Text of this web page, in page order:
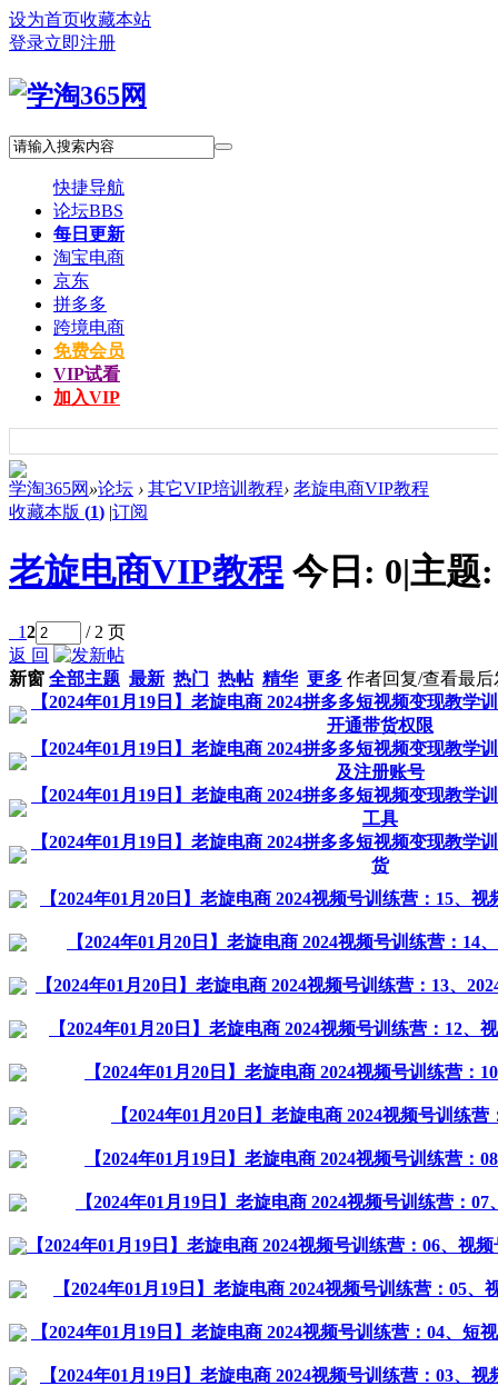
设为首页收藏本站
登录立即注册
快捷导航
论坛BBS
每日更新
淘宝电商
京东
拼多多
跨境电商
免费会员
VIP试看
加入VIP
学淘365网 »论坛 › 其它VIP培训教程› 老旋电商VIP教程
收藏本版 (1) |订阅
老旋电商VIP教程 今日: 0|主
12
/ 2 页
返 回
新窗 全部主题 最新 热门 热帖 精华 更多 作者回复/查看最后
【2024年01月19日】老旋电商 2024拼多多短视频变现教学
开通带货权限
【2024年01月19日】老旋电商 2024拼多多短视频变现教学
及注册账号
【2024年01月19日】老旋电商 2024拼多多短视频变现教学
工具
【2024年01月19日】老旋电商 2024拼多多短视频变现教学
货
【2024年01月20日】老旋电商 2024视频号训练营：15、
【2024年01月20日】老旋电商 2024视频号训练营：14
【2024年01月20日】老旋电商 2024视频号训练营：13、
【2024年01月20日】老旋电商 2024视频号训练营：12、
【2024年01月20日】老旋电商 2024视频号训练营：
【2024年01月20日】老旋电商 2024视频号训练
【2024年01月19日】老旋电商 2024视频号训练营：
【2024年01月19日】老旋电商 2024视频号训练营：
【2024年01月19日】老旋电商 2024视频号训练营：06、视
【2024年01月19日】老旋电商 2024视频号训练营：05
【2024年01月19日】老旋电商 2024视频号训练营：04、短
【2024年01月19日】老旋电商 2024视频号训练营：03、